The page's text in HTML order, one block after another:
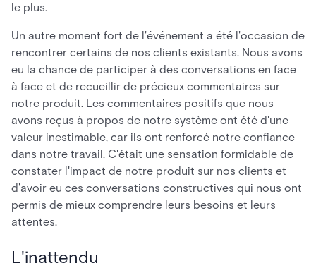
le plus.
Un autre moment fort de l'événement a été l'occasion de
rencontrer certains de nos clients existants. Nous avons
eu la chance de participer à des conversations en face
à face et de recueillir de précieux commentaires sur
notre produit. Les commentaires positifs que nous
avons reçus à propos de notre système ont été d'une
valeur inestimable, car ils ont renforcé notre confiance
dans notre travail. C'était une sensation formidable de
constater l'impact de notre produit sur nos clients et
d'avoir eu ces conversations constructives qui nous ont
permis de mieux comprendre leurs besoins et leurs
attentes.
L'inattendu